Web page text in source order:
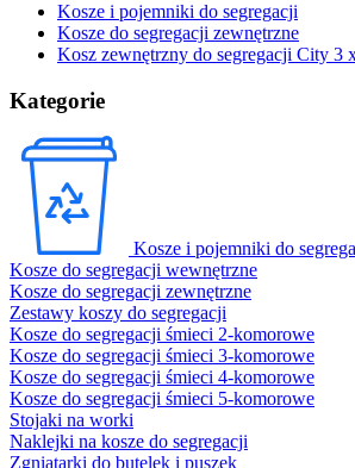
Kosze i pojemniki do segregacji
Kosze do segregacji zewnętrzne
Kosz zewnętrzny do segregacji City 3
Kategorie
Kosze i pojemniki do
Kosze do segregacji wewnętrzne
Kosze do segregacji zewnętrzne
Zestawy koszy do segregacji
Kosze do segregacji śmieci 2-komorowe
Kosze do segregacji śmieci 3-komorowe
Kosze do segregacji śmieci 4-komorowe
Kosze do segregacji śmieci 5-komorowe
Stojaki na worki
Naklejki na kosze do segregacji
Zgniatarki do butelek i puszek